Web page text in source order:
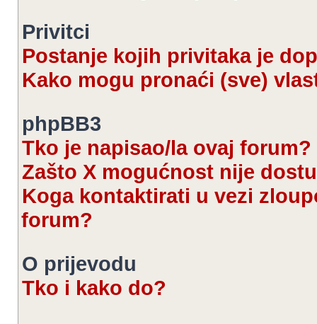
Privitci
Postanje kojih privitaka je
Kako mogu pronaći (sve)
phpBB3
Tko je napisao/la ovaj forum?
Zašto X mogućnost nije
Koga kontaktirati u vezi
forum?
O prijevodu
Tko i kako do?